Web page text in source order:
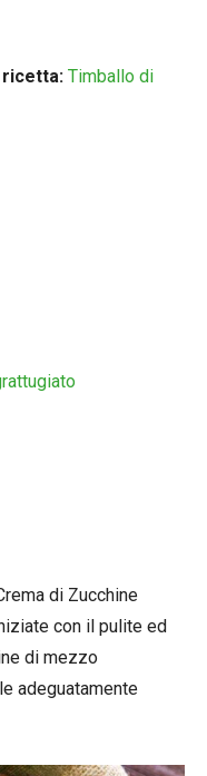
ricetta: Timballo di
di Zucchine
con il pulite ed
di mezzo
adeguatamente